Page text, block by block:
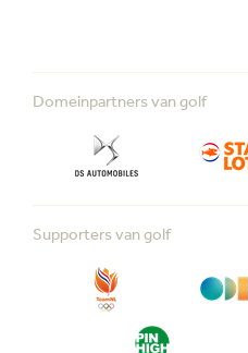
Domeinpartners van golf
Supporters van golf